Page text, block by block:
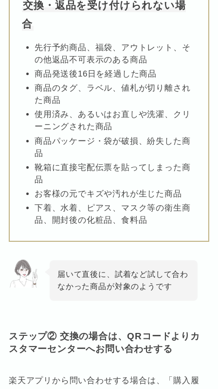
交換・返品を受け付けられない場
合
先行予約商品、福袋、アウトレット、そ
の他返品不可表示のある商品
商品発送後16日を経過した商品
商品のタグ、ラベル、値札が切り離され
た商品
使用済み、あるいはお直しや洗濯、クリ
ーニングされた商品
商品パッケージ・袋が破損、紛失した商
品
靴箱に直接宅配伝票を貼ってしまった商
品
お客様の元でキズや汚れが生じた商品
下着、水着、ピアス、マスク等の衛生商
品、開封後の化粧品、食料品
届いて直後に、試着など試して合わ
なかった商品が対象のようです
ステップ② 交換の場合は、QRコードよりカ
スタマーセンターへお問い合わせする
楽天アプリから問い合わせする場合は、「購入履